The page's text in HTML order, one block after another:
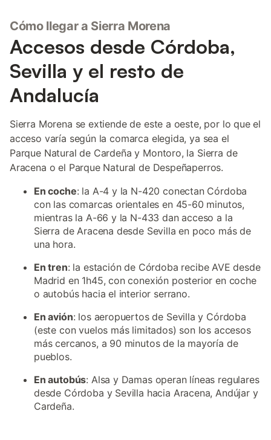
Cómo llegar a Sierra Morena
Accesos desde Córdoba,
Sevilla y el resto de
Andalucía
Sierra Morena se extiende de este a oeste, por lo que el
acceso varía según la comarca elegida, ya sea el
Parque Natural de Cardeña y Montoro, la Sierra de
Aracena o el Parque Natural de Despeñaperros.
En coche: la A-4 y la N-420 conectan Córdoba
con las comarcas orientales en 45-60 minutos,
mientras la A-66 y la N-433 dan acceso a la
Sierra de Aracena desde Sevilla en poco más de
una hora.
En tren: la estación de Córdoba recibe AVE desde
Madrid en 1h45, con conexión posterior en coche
o autobús hacia el interior serrano.
En avión: los aeropuertos de Sevilla y Córdoba
(este con vuelos más limitados) son los accesos
más cercanos, a 90 minutos de la mayoría de
pueblos.
En autobús: Alsa y Damas operan líneas regulares
desde Córdoba y Sevilla hacia Aracena, Andújar y
Cardeña.